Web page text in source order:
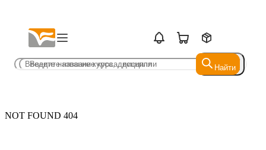
Найти
Найти
NOT FOUND 404